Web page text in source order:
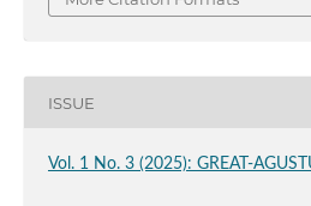
ISSUE
Vol. 1 No. 3 (2025): GREAT-